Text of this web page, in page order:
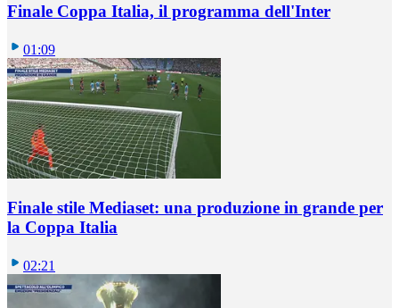
Finale Coppa Italia, il programma dell'Inter
01:09
Finale stile Mediaset: una produzione in grande per
la Coppa Italia
02:21